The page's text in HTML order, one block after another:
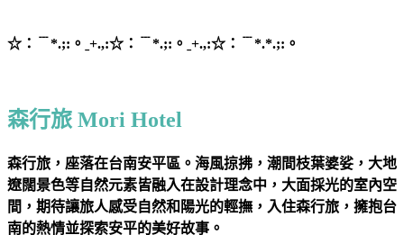
☆：﹉*.;:。ˍ+.,:☆：﹉*.;:。ˍ+.,:☆：﹉*.*.;:。
森行旅 Mori Hotel
森行旅，座落在台南安平區。海風掠拂，潮間枝葉婆娑，大地
遼闊景色等自然元素皆融入在設計理念中，大面採光的室內空
間，期待讓旅人感受自然和陽光的輕撫，入住森行旅，擁抱台
南的熱情並探索安平的美好故事。